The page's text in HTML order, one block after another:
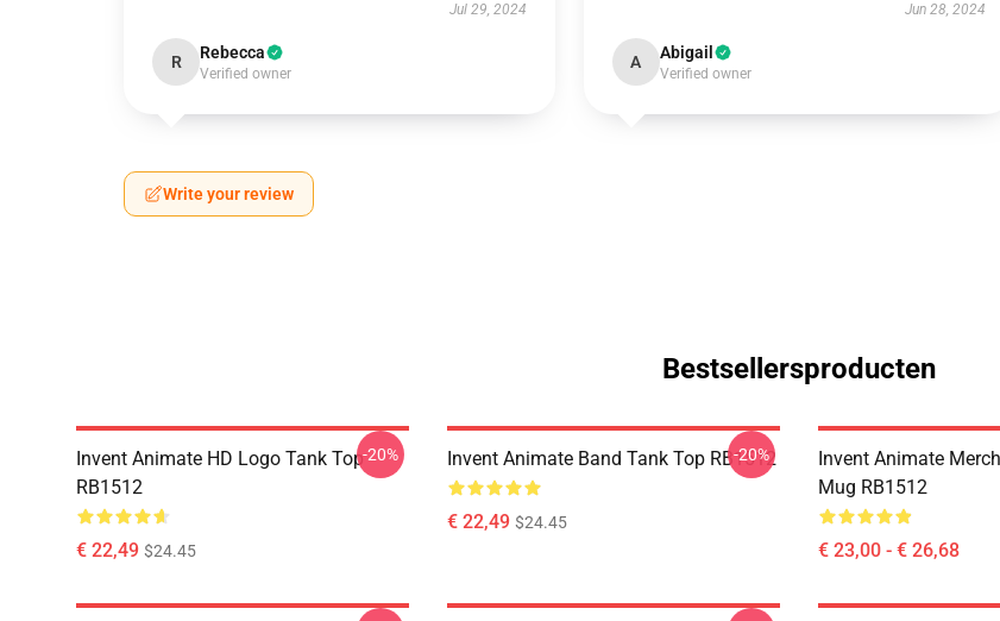
Jul 29, 2024
R Rebecca
Verified owner
Jun 28, 2024
A Abigail
Verified owner
Write your review
Bestsellersproducten
Invent Animate HD Logo Tank Top
RB1512
€ 22,49 $24.45
-20% Invent Animate Band Tank Top RB1512
€ 22,49 $24.45
-20%
Invent Animate
Mug RB1512
€ 23,00 - € 26,68